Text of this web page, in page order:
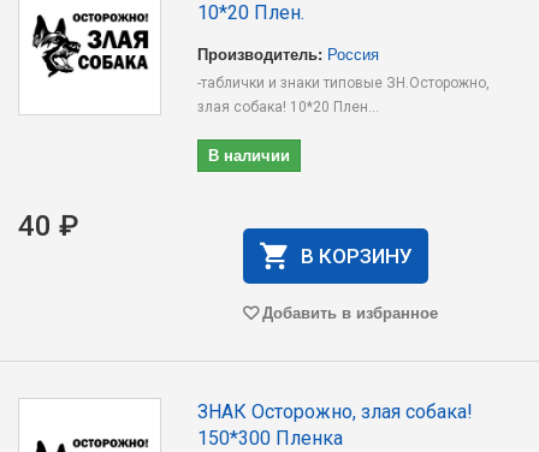
10*20 Плен.
Производитель: Россия
-таблички и знаки типовые ЗН.Осторожно,
злая собака! 10*20 Плен...
В наличии
40 ₽
В КОРЗИНУ
Добавить в избранное
ЗНАК Осторожно, злая собака!
150*300 Пленка